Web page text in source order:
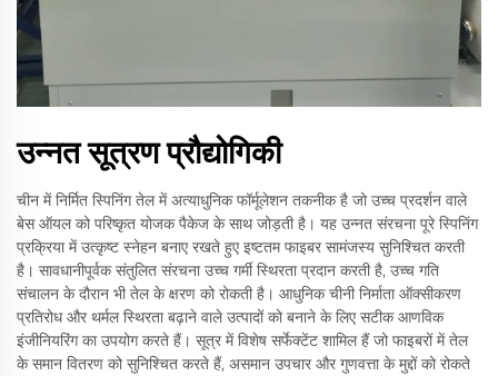
उन्नत सूत्रण प्रौद्योगिकी
चीन में निर्मित स्पिनिंग तेल में अत्याधुनिक फॉर्मूलेशन तकनीक है जो उच्च प्रदर्शन वाले
बेस ऑयल को परिष्कृत योजक पैकेज के साथ जोड़ती है। यह उन्नत संरचना पूरे स्पिनिंग
प्रक्रिया में उत्कृष्ट स्नेहन बनाए रखते हुए इष्टतम फाइबर सामंजस्य सुनिश्चित करती
है। सावधानीपूर्वक संतुलित संरचना उच्च गर्मी स्थिरता प्रदान करती है, उच्च गति
संचालन के दौरान भी तेल के क्षरण को रोकती है। आधुनिक चीनी निर्माता ऑक्सीकरण
प्रतिरोध और थर्मल स्थिरता बढ़ाने वाले उत्पादों को बनाने के लिए सटीक आणविक
इंजीनियरिंग का उपयोग करते हैं। सूत्र में विशेष सर्फेक्टेंट शामिल हैं जो फाइबरों में तेल
के समान वितरण को सुनिश्चित करते हैं, असमान उपचार और गुणवत्ता के मुद्दों को रोकते